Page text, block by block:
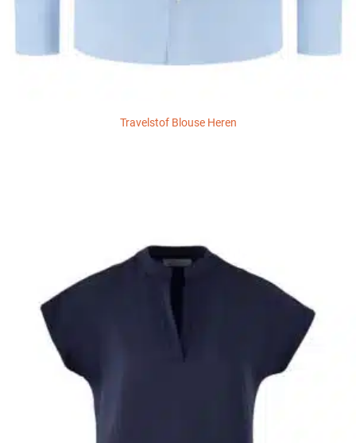
Travelstof Blouse Heren